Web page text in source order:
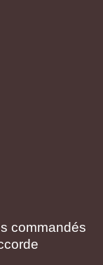
commandés